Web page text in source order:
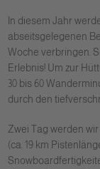
In diesem Jahr
abseitsgelegenen
Woche verbringen.
Erlebnis! Um zur
30 bis 60
durch den
Zwei Tag werden
(ca. 19 km